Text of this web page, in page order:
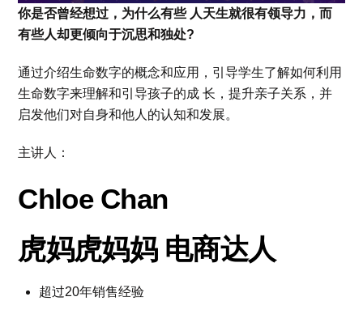
你是否曾经想过，为什么有些 人天生就很有领导力，而
有些人却更倾向于沉思和独处?
通过介绍生命数字的概念和应用，引导学生了解如何利用
生命数字来理解和引导孩子的成 长，提升亲子关系，并
启发他们对自身和他人的认知和发展。
主讲人：
Chloe Chan
虎妈虎妈妈 电商达人
超过20年销售经验